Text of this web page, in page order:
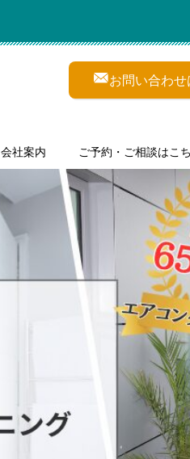
お問い合わせ
会社案内 ご予約・ご相談はこ